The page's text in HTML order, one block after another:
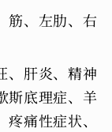
筋、左肋、右
、肝炎、精神
斯底理症、羊
痛性症状、